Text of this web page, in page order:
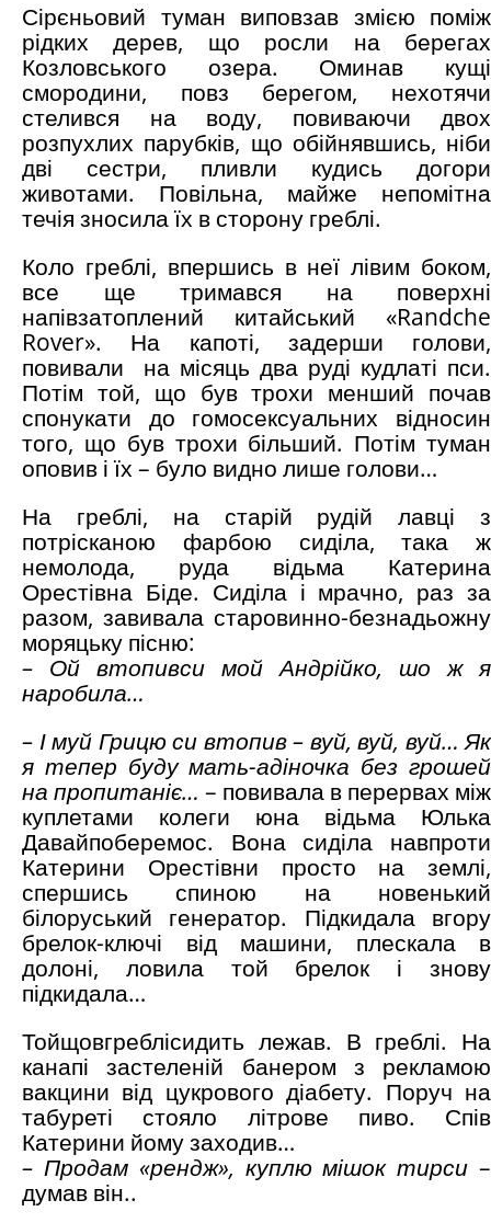
Сірєньовий туман виповзав змією поміж
рідких дерев, що росли на берегах
Козловського озера. Оминав кущі
смородини, повз берегом, нехотячи
стелився на воду, повиваючи двох
розпухлих парубків, що обійнявшись, ніби
дві сестри, пливли кудись догори
животами. Повільна, майже непомітна
течія зносила їх в сторону греблі.
Коло греблі, впершись в неї лівим боком,
все ще тримався на поверхні
напівзатоплений китайський «Randche
Rover». На капоті, задерши голови,
повивали на місяць два руді кудлаті пси.
Потім той, що був трохи менший почав
спонукати до гомосексуальних відносин
того, що був трохи більший. Потім туман
оповив і їх – було видно лише голови…
На греблі, на старій рудій лавці з
потрісканою фарбою сиділа, така ж
немолода, руда відьма Катерина
Орестівна Біде. Сиділа і мрачно, раз за
разом, завивала старовинно-безнадьожну
моряцьку пісню:
– Ой втопивси мой Андрійко, шо ж я
наробила…
– І муй Грицю си втопив – вуй, вуй, вуй… Як
я тепер буду мать-адіночка без грошей
на пропитаніє… – повивала в перервах між
куплетами колеги юна відьма Юлька
Давайпоберемос. Вона сиділа навпроти
Катерини Орестівни просто на землі,
спершись спиною на новенький
білоруський генератор. Підкидала вгору
брелок-ключі від машини, плескала в
долоні, ловила той брелок і знову
підкидала…
Тойщовгреблісидить лежав. В греблі. На
канапі застеленій банером з рекламою
вакцини від цукрового діабету. Поруч на
табуреті стояло літрове пиво. Спів
Катерини йому заходив…
– Продам «рендж», куплю мішок тирси –
думав він..